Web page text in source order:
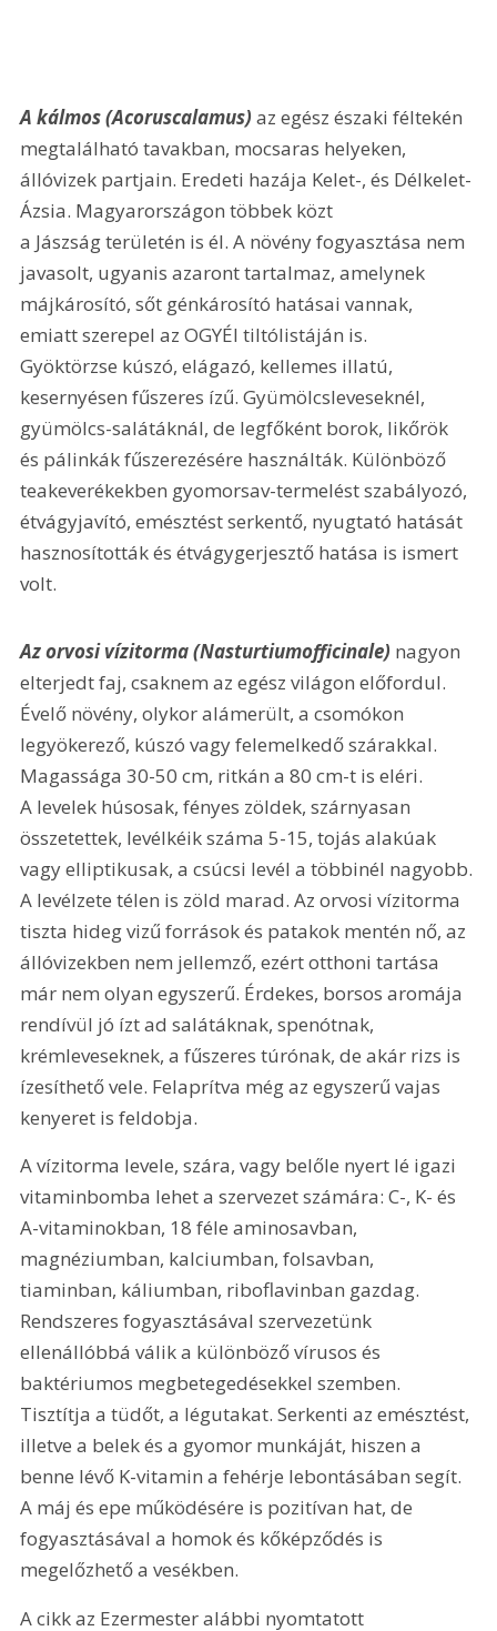
A kálmos (Acoruscalamus) az egész északi féltekén
megtalálható tavakban, mocsaras helyeken,
állóvizek partjain. Eredeti hazája Kelet-, és Délkelet-
Ázsia. Magyarországon többek közt
a Jászság területén is él. A növény fogyasztása nem
javasolt, ugyanis azaront tartalmaz, amelynek
májkárosító, sőt génkárosító hatásai vannak,
emiatt szerepel az OGYÉI tiltólistáján is.
Gyöktörzse kúszó, elágazó, kellemes illatú,
kesernyésen fűszeres ízű. Gyümölcsleveseknél,
gyümölcs-salátáknál, de legfőként borok, likőrök
és pálinkák fűszerezésére használták. Különböző
teakeverékekben gyomorsav-termelést szabályozó,
étvágyjavító, emésztést serkentő, nyugtató hatását
hasznosították és étvágygerjesztő hatása is ismert
volt.
Az orvosi vízitorma (Nasturtiumofficinale) nagyon
elterjedt faj, csaknem az egész világon előfordul.
Évelő növény, olykor alámerült, a csomókon
legyökerező, kúszó vagy felemelkedő szárakkal.
Magassága 30-50 cm, ritkán a 80 cm-t is eléri.
A levelek húsosak, fényes zöldek, szárnyasan
összetettek, levélkéik száma 5-15, tojás alakúak
vagy elliptikusak, a csúcsi levél a többinél nagyobb.
A levélzete télen is zöld marad. Az orvosi vízitorma
tiszta hideg vizű források és patakok mentén nő, az
állóvizekben nem jellemző, ezért otthoni tartása
már nem olyan egyszerű. Érdekes, borsos aromája
rendívül jó ízt ad salátáknak, spenótnak,
krémleveseknek, a fűszeres túrónak, de akár rizs is
ízesíthető vele. Felaprítva még az egyszerű vajas
kenyeret is feldobja.
A vízitorma levele, szára, vagy belőle nyert lé igazi
vitaminbomba lehet a szervezet számára: C-, K- és
A-vitaminokban, 18 féle aminosavban,
magnéziumban, kalciumban, folsavban,
tiaminban, káliumban, riboflavinban gazdag.
Rendszeres fogyasztásával szervezetünk
ellenállóbbá válik a különböző vírusos és
baktériumos megbetegedésekkel szemben.
Tisztítja a tüdőt, a légutakat. Serkenti az emésztést,
illetve a belek és a gyomor munkáját, hiszen a
benne lévő K-vitamin a fehérje lebontásában segít.
A máj és epe működésére is pozitívan hat, de
fogyasztásával a homok és kőképződés is
megelőzhető a vesékben.
A cikk az Ezermester alábbi nyomtatott